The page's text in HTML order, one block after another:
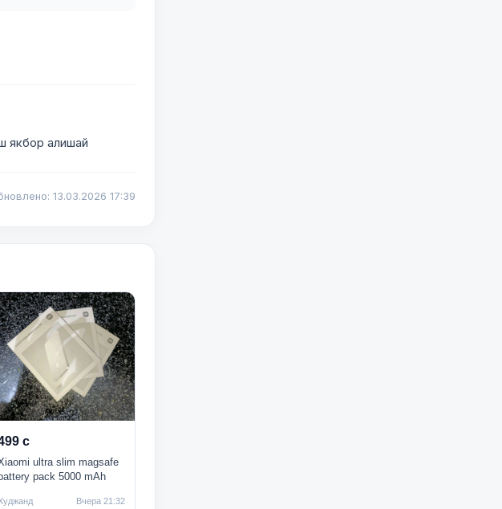
якбор алишай
13.03.2026 17:39
с
ultra slim magsafe
battery pack 5000 mAh
Вчера 21:32